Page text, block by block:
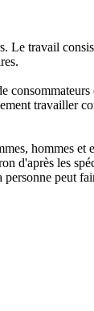
travail
travailler
hommes
d'après les
peut